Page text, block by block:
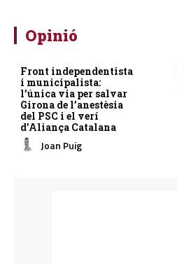
Opinió
Front independentista
i municipalista:
l’única via per salvar
Girona de l’anestèsia
del PSC i el verí
d’Aliança Catalana
Joan Puig